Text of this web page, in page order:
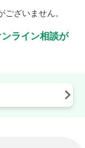
ざいません。
ライン相談が